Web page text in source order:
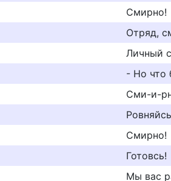
Смирно!
Отряд,
Личный
- Но что
Сми-и-
Смирно!
Готовсь!
Мы вас